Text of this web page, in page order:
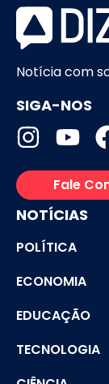
Notícia com
SIGA-NOS
Fale
NOTÍCIAS
POLÍTICA
ECONOMIA
EDUCAÇÃO
TECNOLOGIA